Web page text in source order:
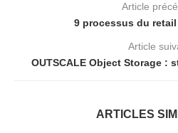
Article
9 processus du
Article
OUTSCALE Object Storage :
ARTICLES